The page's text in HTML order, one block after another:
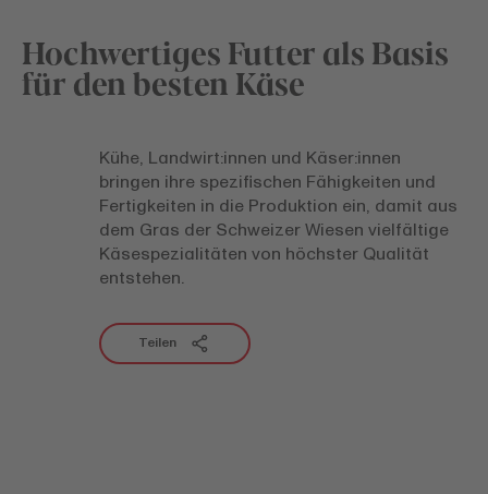
Hochwertiges Futter als Basis
für den besten Käse
Kühe, Landwirt:innen und Käser:innen
bringen ihre spezifischen Fähigkeiten und
Fertigkeiten in die Produktion ein, damit aus
dem Gras der Schweizer Wiesen vielfältige
Käsespezialitäten von höchster Qualität
entstehen.
Teilen